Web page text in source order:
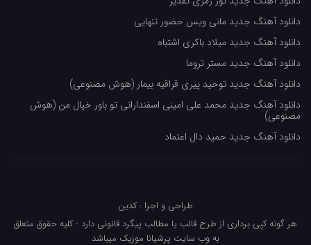
مجید رضوی
رضا مرانلو
امیر عرفانی
رضا صادقی
سعید شمس
فرشاد میرزایی
دانلود آهنگ جدید مانی ویس حضور تنهایی
دانلود آهنگ جدید میلاد باکری اشتباه
دانلود آهنگ جدید مستر تروما
دانلود آهنگ جدید توحید پیری قراقیه بیمار (هوش مصنوعی)
دانلود آهنگ جدید محمد علی امینی اسفندارانی تو باور خیال من (هوش
مصنوعی)
دانلود آهنگ جدید حمید دال اعتماد
طراحی و اجرا : کدین
هر گونه کپی برداری از طرح قالب یا مطالب پیگرد قانونی دارد - کلیه حقوق متعلق
به وب سایت پرشیانا موزیک میباشد